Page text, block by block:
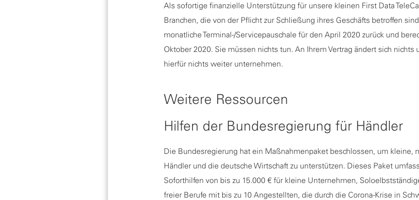
Als sofortige finanzielle Unterstützung für unsere kleinen First Data
Branchen, die von der Pflicht zur Schließung ihres Geschäfts betroffen
monatliche Terminal-/Servicepauschale für den April 2020 zurück und
Oktober 2020. Sie müssen nichts tun. An Ihrem Vertrag ändert sich nichts
hierfür nichts weiter unternehmen.
Weitere Ressourcen
Hilfen der Bundesregierung für Händler
Die Bundesregierung hat ein Maßnahmenpaket beschlossen, um kleine,
Händler und die deutsche Wirtschaft zu unterstützen. Dieses Paket
Soforthilfen von bis zu 15.000 € für kleine Unternehmen,
freier Berufe mit bis zu 10 Angestellten, die durch die Corona-Krise in